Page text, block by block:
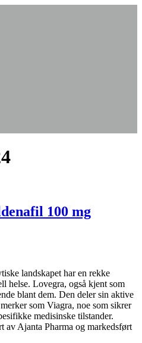
100 mg
landskapet har en rekke
helse. Lovegra, også kjent som
blant dem. Den deler sin aktive
som Viagra, noe som sikrer
medisinske tilstander.
av Ajanta Pharma og markedsført